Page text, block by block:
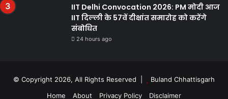
IIT Delhi Convocation 2026: PM मोदी आज
IIT दिल्ली के 57वें दीक्षांत समारोह को करेंगे
संबोधित
24 hours ago
© Copyright 2026, All Rights Reserved |
Buland Chhattisgarh
Home
About Privacy Policy Disclaimer